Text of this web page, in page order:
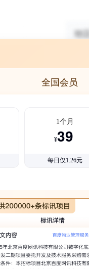
全国会员
1个月
¥39
每日仅1.26元